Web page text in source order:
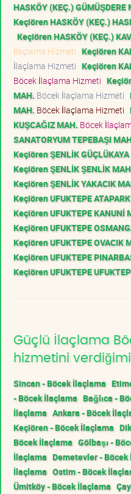
HASKÖY (KEÇ.) GÜMÜŞDERE
Keçiören HASKÖY (KEÇ.)
Keçiören HASKÖY (KEÇ.)
İlaçlama Hizmeti Keçiören
İlaçlama Hizmeti Keçiören
Böcek İlaçlama Hizmeti
MAH. Böcek İlaçlama Hizmeti
MAH. Böcek İlaçlama Hizmeti
KUŞCAĞIZ MAH. Böcek
SANATORYUM TEPEBAŞI
Keçiören ŞENLİK
Keçiören ŞENLİK ŞENLİK
Keçiören ŞENLİK YAKACIK
Keçiören UFUKTEPE
Keçiören UFUKTEPE KANUNİ
Keçiören UFUKTEPE
Keçiören UFUKTEPE OVACIK
Keçiören UFUKTEPE
Keçiören UFUKTEPE
Güçlü İlaçlama
hizmetini
Sincan - Böcek İlaçlama
- Böcek İlaçlama Bağlıca -
İlaçlama Ankara - Böcek
Keçiören - Böcek İlaçlama
Böcek İlaçlama Gölbaşı -
İlaçlama Demetevler -
İlaçlama Ostim - Böcek
Ümitköy - Böcek İlaçlama